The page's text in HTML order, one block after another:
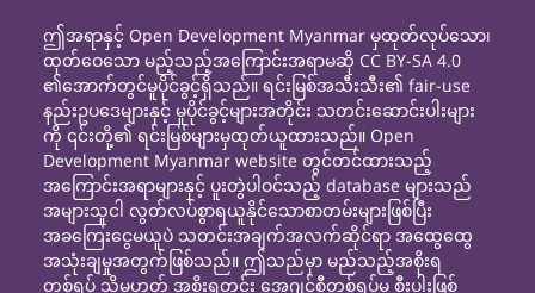
ဤအရာနှင့် Open Development Myanmar မှထုတ်လုပ်သော၊
ထုတ်ဝေသော မည့်သည့်အကြောင်းအရာမဆို CC BY-SA 4.0
၏အောက်တွင်မူပိုင်ခွင့်ရှိသည်။ ရင်းမြစ်အသီးသီး၏ fair-use
နည်းဥပဒေများနှင့် မူပိုင်ခွင့်များအတိုင်း သတင်းဆောင်းပါးများ
ကို ၎င်းတို့၏ ရင်းမြစ်များမှထုတ်ယူထားသည်။ Open
Development Myanmar website တွင်တင်ထားသည့်
အကြောင်းအရာများနှင့် ပူးတွဲပါဝင်သည့် database များသည်
အများသူငါ လွတ်လပ်စွာရယူနိုင်သောစာတမ်းများဖြစ်ပြီး
အခကြေးငွေမယူပဲ သတင်းအချက်အလက်ဆိုင်ရာ အထွေထွေ
အသုံးချမှုအတွက်ဖြစ်သည်။ ဤသည်မှာ မည်သည့်အစိုးရ
တစ်ရပ် သို့မဟုတ် အစိုးရတွင်း အေဂျင်စီတစ်ရပ်မှ စီးပွါးဖြစ်